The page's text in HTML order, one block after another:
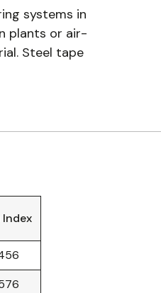
systems in
plants or air-
Steel tape
Index